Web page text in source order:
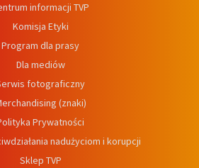
informacji TVP
Komisja Etyki
Program dla prasy
Dla mediów
fotograficzny
(znaki)
Prywatności
nadużyciom i korupcji
Sklep TVP